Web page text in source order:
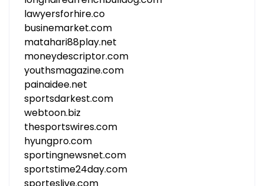
lawyersforhire.co
businemarket.com
matahari88play.net
moneydescriptor.com
youthsmagazine.com
painaidee.net
sportsdarkest.com
webtoon.biz
thesportswires.com
hyungpro.com
sportingnewsnet.com
sportstime24day.com